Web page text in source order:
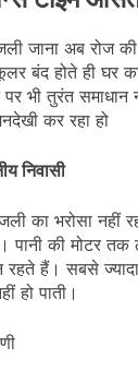
जाना अब रोज
बंद होते ही घर
भी तुरंत समाधान
कर रहा हो
निवासी
का भरोसा नहीं
पानी की मोटर
रहते हैं। सबसे
हो पाती।